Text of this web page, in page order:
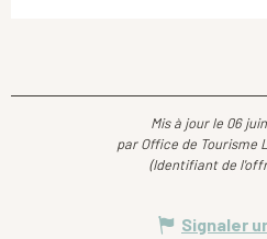
Mis à jour le 06
par Office de Tourisme
(Identifiant de
Signaler